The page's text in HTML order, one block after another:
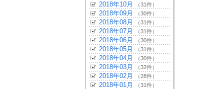
2018年10月 （31件）
2018年09月 （30件）
2018年08月 （31件）
2018年07月 （31件）
2018年06月 （30件）
2018年05月 （31件）
2018年04月 （30件）
2018年03月 （32件）
2018年02月 （28件）
2018年01月 （31件）